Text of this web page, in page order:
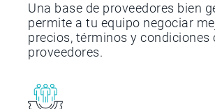
Una base de proveedores bien
permite a tu equipo negociar
precios, términos y condiciones
proveedores.